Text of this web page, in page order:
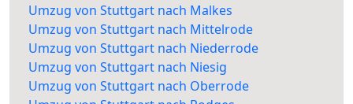
Umzug von Stuttgart nach Malkes
Umzug von Stuttgart nach Mittelrode
Umzug von Stuttgart nach Niederrode
Umzug von Stuttgart nach Niesig
Umzug von Stuttgart nach Oberrode